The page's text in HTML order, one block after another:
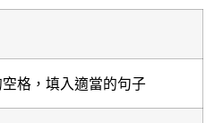
格，填入適當的句子